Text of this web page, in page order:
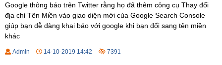
Google thông báo trên Twitter rằng họ đã thêm công cụ Thay đổi
địa chỉ Tên Miền vào giao diện mới của Google Search Console
giúp bạn dễ dàng khai báo với google khi bạn đổi sang tên miền
khác
Admin 14-10-2019 14:42 7391